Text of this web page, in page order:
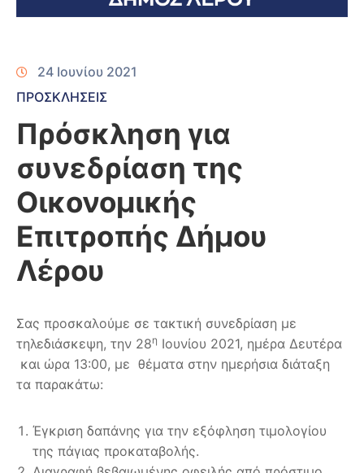
24 Ιουνίου 2021
ΠΡΟΣΚΛΗΣΕΙΣ
Πρόσκληση για
συνεδρίαση της
Οικονομικής
Επιτροπής Δήμου
Λέρου
Σας προσκαλούμε σε τακτική συνεδρίαση με
τηλεδιάσκεψη, την 28η Ιουνίου 2021, ημέρα Δευτέρα
και ώρα 13:00, με θέματα στην ημερήσια διάταξη
τα παρακάτω:
Έγκριση δαπάνης για την εξόφληση τιμολογίου
της πάγιας προκαταβολής.